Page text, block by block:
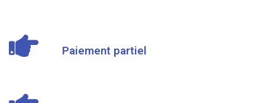
Paiement partiel